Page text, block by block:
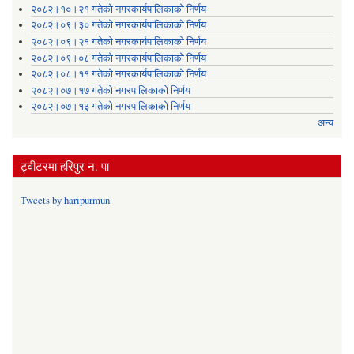
२०८२।१०।२१ गतेको नगरकार्यपालिकाको निर्णय
२०८२।०९।३० गतेको नगरकार्यपालिकाको निर्णय
२०८२।०९।२१ गतेको नगरकार्यपालिकाको निर्णय
२०८२।०९।०८ गतेको नगरकार्यपालिकाको निर्णय
२०८२।०८।११ गतेको नगरकार्यपालिकाको निर्णय
२०८२।०७।१७ गतेको नगरपालिकाको निर्णय
२०८२।०७।१३ गतेको नगरपालिकाको निर्णय
अन्य
ट्वीटरमा हरिपुर न. पा
Tweets by haripurmun